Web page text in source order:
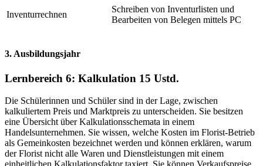
Inventurrechnen
Schreiben von Inventurlisten und
Bearbeiten von Belegen mittels PC
3. Ausbildungsjahr
Lernbereich 6: Kalkulation 15 Ustd.
Die Schülerinnen und Schüler sind in der Lage, zwischen
kalkuliertem Preis und Marktpreis zu unterscheiden. Sie besitzen
eine Übersicht über Kalkulationsschemata in einem
Handelsunternehmen. Sie wissen, welche Kosten im Florist-Betrieb
als Gemeinkosten bezeichnet werden und können erklären, warum
der Florist nicht alle Waren und Dienstleistungen mit einem